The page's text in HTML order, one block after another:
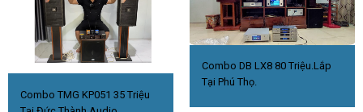
Combo TMG KP051 35 Triệu
Combo DB LX8 80 Triệu.Lắp
Tại Phú Thọ.